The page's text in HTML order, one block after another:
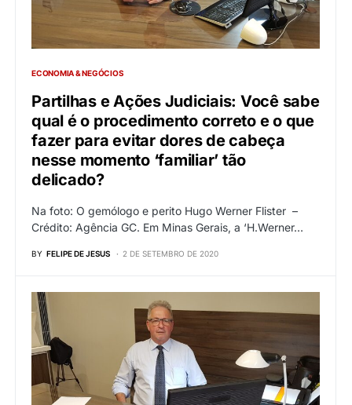
ECONOMIA & NEGÓCIOS
Partilhas e Ações Judiciais: Você sabe
qual é o procedimento correto e o que
fazer para evitar dores de cabeça
nesse momento ‘familiar’ tão
delicado?
Na foto: O gemólogo e perito Hugo Werner Flister –
Crédito: Agência GC. Em Minas Gerais, a ‘H.Werner…
BY FELIPE DE JESUS 2 DE SETEMBRO DE 2020